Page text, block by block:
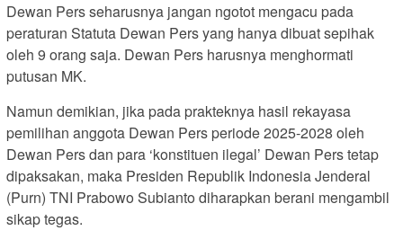
Dewan Pers seharusnya jangan ngotot mengacu pada
peraturan Statuta Dewan Pers yang hanya dibuat sepihak
oleh 9 orang saja. Dewan Pers harusnya menghormati
putusan MK.
Namun demikian, jika pada prakteknya hasil rekayasa
pemilihan anggota Dewan Pers periode 2025-2028 oleh
Dewan Pers dan para ‘konstituen ilegal’ Dewan Pers tetap
dipaksakan, maka Presiden Republik Indonesia Jenderal
(Purn) TNI Prabowo Subianto diharapkan berani mengambil
sikap tegas.